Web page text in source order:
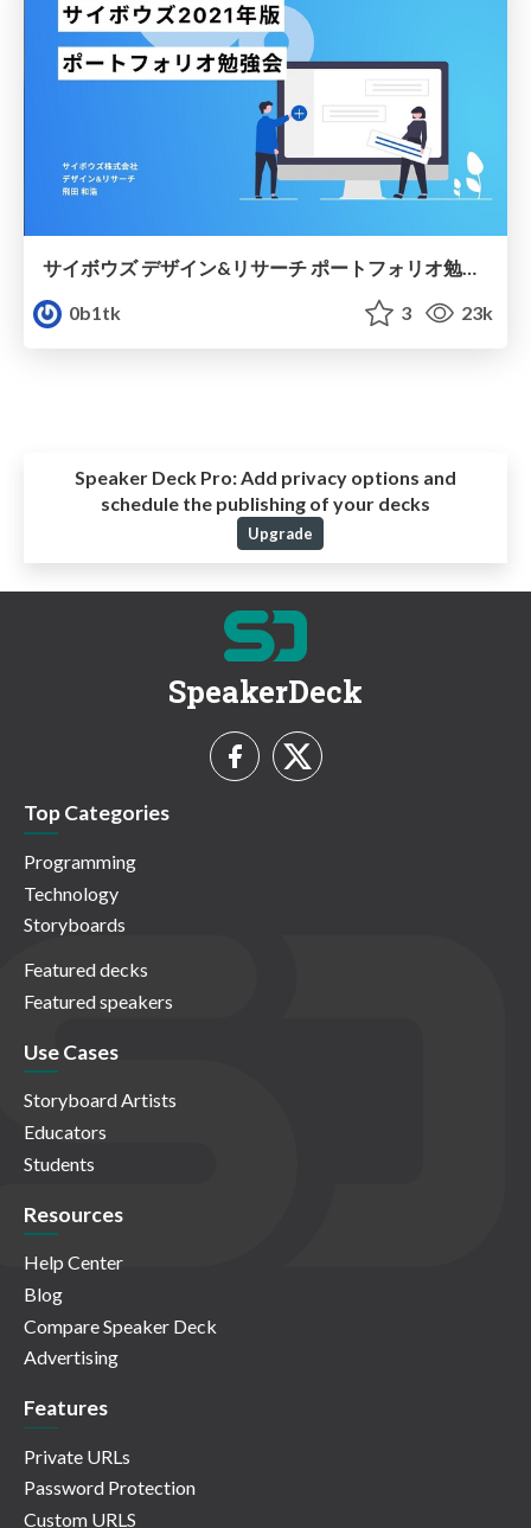
サイボウズ デザイン&リサーチ ポートフォリオ勉強会2021
0b1tk
3 23k
Speaker Deck Pro:Add privacy options and
schedule the publishing of your decks
Upgrade
SpeakerDeck
Top Categories
Programming
Technology
Storyboards
Featured decks
Featured speakers
Use Cases
Storyboard Artists
Educators
Students
Resources
Help Center
Blog
Compare Speaker Deck
Advertising
Features
Private URLs
Password Protection
Custom URLS